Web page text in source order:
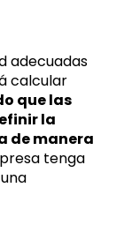
adecuadas
calcular
que las
la
de manera
tenga